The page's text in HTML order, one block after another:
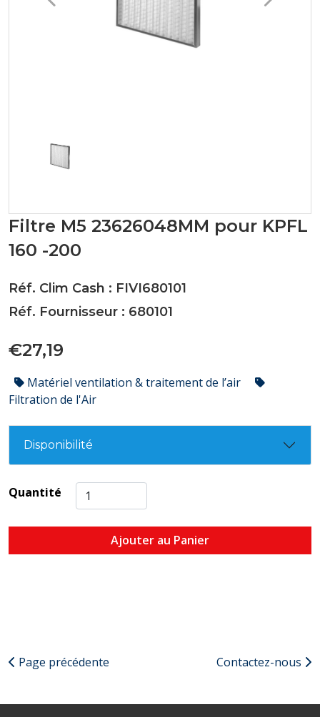
Filtre M5 23626048MM pour KPFL
160 -200
Réf. Clim Cash : FIVI680101
Réf. Fournisseur : 680101
€27,19
Matériel ventilation & traitement de l’air
Filtration de l'Air
Disponibilité
Quantité
Ajouter au Panier
Page précédente Contactez-nous